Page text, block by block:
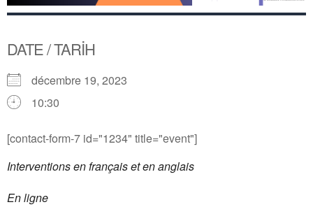
DATE / TARİH
décembre 19, 2023
10:30
[contact-form-7 id="1234" title="event"]
Interventions en français et en anglais
En ligne